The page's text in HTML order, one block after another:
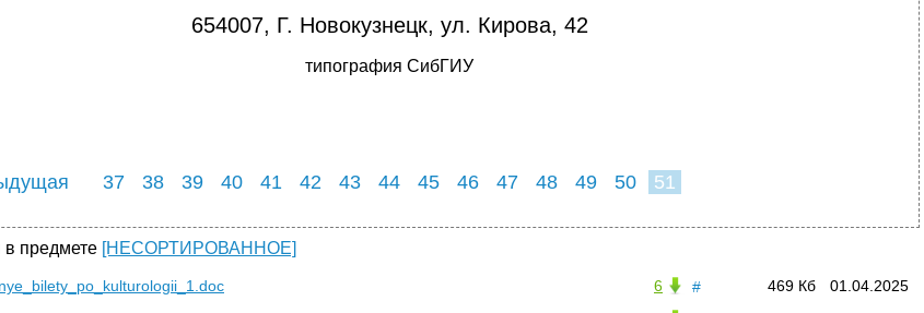
654007, Г. Новокузнецк, ул. Кирова, 42
типография СибГИУ
37 38 39 40 41 42 43 44 45 46 47 48 49 50 51
предмете [НЕСОРТИРОВАННОЕ]
# 01.04.2025
469 Кб
6